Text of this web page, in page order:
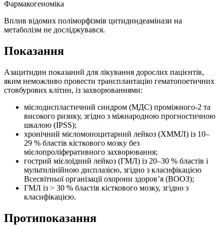
Фармакогеноміка
Вплив відомих поліморфізмів цитидиндеамінази на
метаболізм не досліджувався.
Показання
Азацитидин показаний для лікування дорослих пацієнтів,
яким неможливо провести трансплантацію гематопоетичних
стовбурових клітин, із захворюваннями:
мієлодиспластичний синдром (МДС) проміжного-2 та
високого ризику, згідно з міжнародною прогностичною
шкалою (IPSS);
хронічний мієломоноцитарний лейкоз (ХММЛ) із 10–
29 % бластів кісткового мозку без
мієлопроліферативного захворювання;
гострий мієлоїдний лейкоз (ГМЛ) із 20–30 % бластів і
мультилінійною дисплазією, згідно з класифікацією
Всесвітньої організації охорони здоров’я (ВООЗ);
ГМЛ із > 30 % бластів кісткового мозку, згідно з
класифікацією.
Протипоказання